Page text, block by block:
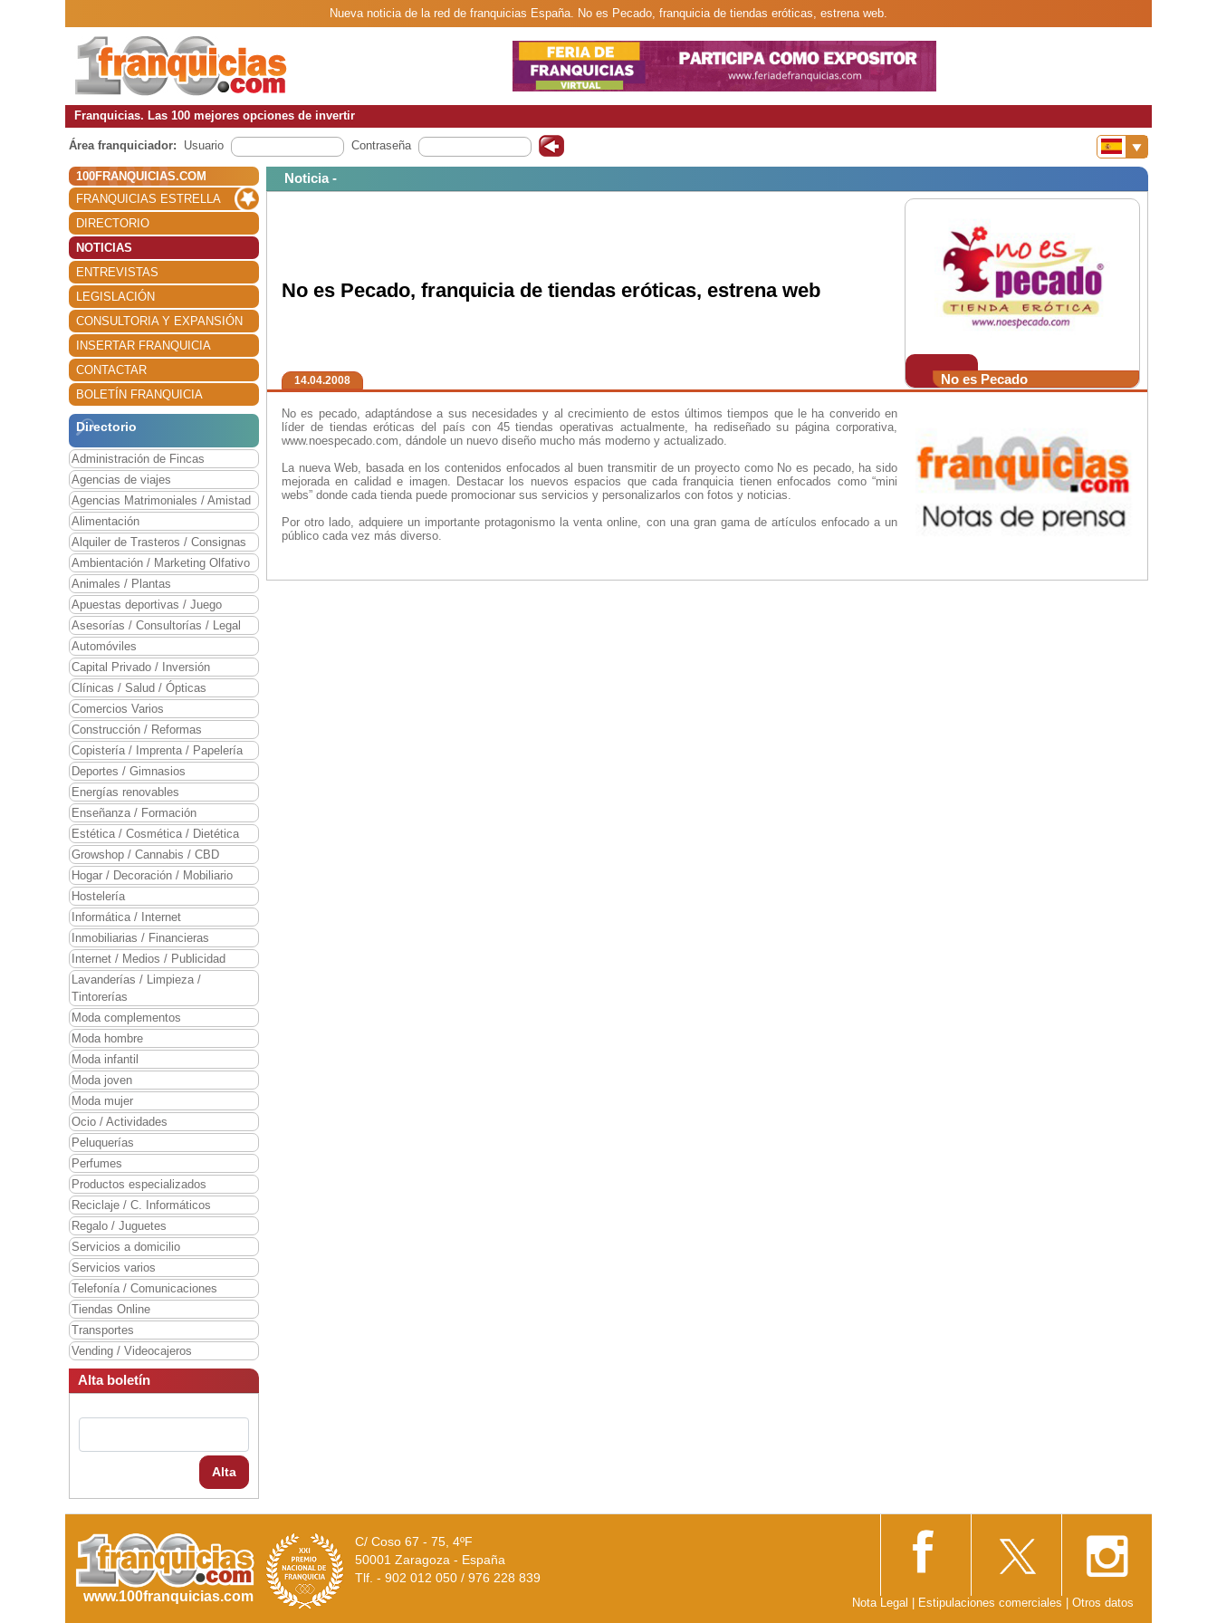
Nueva noticia de la red de franquicias España. No es Pecado, franquicia de tiendas eróticas, estrena web.
Franquicias. Las 100 mejores opciones de invertir
Área franquiciador: Usuario Contraseña
100FRANQUICIAS.COM
FRANQUICIAS ESTRELLA
DIRECTORIO
NOTICIAS
ENTREVISTAS
LEGISLACIÓN
CONSULTORIA Y EXPANSIÓN
INSERTAR FRANQUICIA
CONTACTAR
BOLETÍN FRANQUICIA
Directorio
Administración de Fincas
Agencias de viajes
Agencias Matrimoniales / Amistad
Alimentación
Alquiler de Trasteros / Consignas
Ambientación / Marketing Olfativo
Animales / Plantas
Apuestas deportivas / Juego
Asesorías / Consultorías / Legal
Automóviles
Capital Privado / Inversión
Clínicas / Salud / Ópticas
Comercios Varios
Construcción / Reformas
Copistería / Imprenta / Papelería
Deportes / Gimnasios
Energías renovables
Enseñanza / Formación
Estética / Cosmética / Dietética
Growshop / Cannabis / CBD
Hogar / Decoración / Mobiliario
Hostelería
Informática / Internet
Inmobiliarias / Financieras
Internet / Medios / Publicidad
Lavanderías / Limpieza /
Tintorerías
Moda complementos
Moda hombre
Moda infantil
Moda joven
Moda mujer
Ocio / Actividades
Peluquerías
Perfumes
Productos especializados
Reciclaje / C. Informáticos
Regalo / Juguetes
Servicios a domicilio
Servicios varios
Telefonía / Comunicaciones
Tiendas Online
Transportes
Vending / Videocajeros
Alta boletín
Alta
Noticia -
No es Pecado
No es Pecado, franquicia de tiendas eróticas, estrena web
14.04.2008
No es pecado, adaptándose a sus necesidades y al crecimiento de estos últimos tiempos que le ha converido en
líder de tiendas eróticas del país con 45 tiendas operativas actualmente, ha rediseñado su página corporativa,
www.noespecado.com, dándole un nuevo diseño mucho más moderno y actualizado.
La nueva Web, basada en los contenidos enfocados al buen transmitir de un proyecto como No es pecado, ha sido
mejorada en calidad e imagen. Destacar los nuevos espacios que cada franquicia tienen enfocados como “mini
webs” donde cada tienda puede promocionar sus servicios y personalizarlos con fotos y noticias.
Por otro lado, adquiere un importante protagonismo la venta online, con una gran gama de artículos enfocado a un
público cada vez más diverso.
www.100franquicias.com
C/ Coso 67 - 75, 4ºF
50001 Zaragoza - España
Tlf. - 902 012 050 / 976 228 839
Nota Legal Estipulaciones comerciales Otros datos